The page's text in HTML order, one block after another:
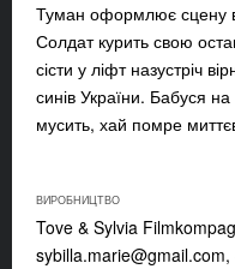
Туман оформлює сцену
Солдат курить свою
сісти у ліфт назустріч
синів України. Бабуся
мусить, хай помре
ВИРОБНИЦТВО
Tove & Sylvia
sybilla.marie@gmail.com,